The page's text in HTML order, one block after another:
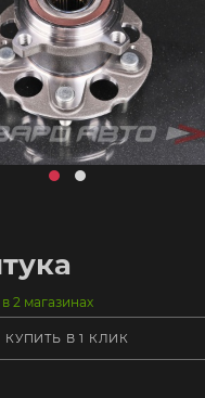
в 2 магазинах
КУПИТЬ В 1 КЛИК